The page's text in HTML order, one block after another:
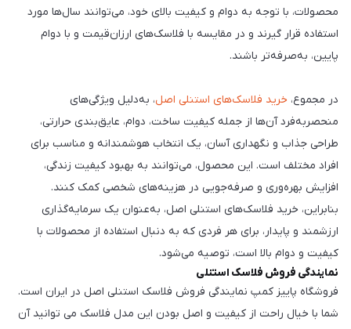
محصولات، با توجه به دوام و کیفیت بالای خود، می‌توانند سال‌ها مورد
استفاده قرار گیرند و در مقایسه با فلاسک‌های ارزان‌قیمت و با دوام
پایین، به‌صرفه‌تر باشند.
در مجموع، خرید فلاسک‌های استنلی اصل، به‌دلیل ویژگی‌های
منحصربه‌فرد آن‌ها از جمله کیفیت ساخت، دوام، عایق‌بندی حرارتی،
طراحی جذاب و نگهداری آسان، یک انتخاب هوشمندانه و مناسب برای
افراد مختلف است. این محصول، می‌توانند به بهبود کیفیت زندگی،
افزایش بهره‌وری و صرفه‌جویی در هزینه‌های شخصی کمک کنند.
بنابراین، خرید فلاسک‌های استنلی اصل، به‌عنوان یک سرمایه‌گذاری
ارزشمند و پایدار، برای هر فردی که به دنبال استفاده از محصولات با
کیفیت و دوام بالا است، توصیه می‌شود.
نمایندگی فروش فلاسک استنلی
فروشگاه پاییز کمپ نمایندگی فروش فلاسک استنلی اصل در ایران است.
شما با خیال راحت از کیفیت و اصل بودن این مدل فلاسک می توانید آن